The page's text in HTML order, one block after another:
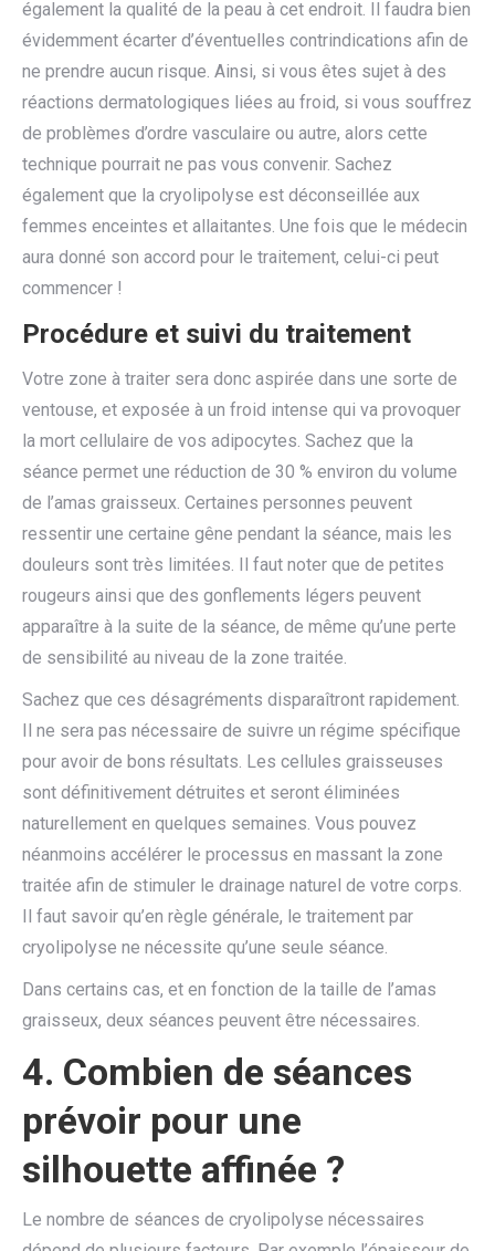
également la qualité de la peau à cet endroit. Il faudra bien
évidemment écarter d’éventuelles contrindications afin de
ne prendre aucun risque. Ainsi, si vous êtes sujet à des
réactions dermatologiques liées au froid, si vous souffrez
de problèmes d’ordre vasculaire ou autre, alors cette
technique pourrait ne pas vous convenir. Sachez
également que la cryolipolyse est déconseillée aux
femmes enceintes et allaitantes. Une fois que le médecin
aura donné son accord pour le traitement, celui-ci peut
commencer !
Procédure et suivi du traitement
Votre zone à traiter sera donc aspirée dans une sorte de
ventouse, et exposée à un froid intense qui va provoquer
la mort cellulaire de vos adipocytes. Sachez que la
séance permet une réduction de 30 % environ du volume
de l’amas graisseux. Certaines personnes peuvent
ressentir une certaine gêne pendant la séance, mais les
douleurs sont très limitées. Il faut noter que de petites
rougeurs ainsi que des gonflements légers peuvent
apparaître à la suite de la séance, de même qu’une perte
de sensibilité au niveau de la zone traitée.
Sachez que ces désagréments disparaîtront rapidement.
Il ne sera pas nécessaire de suivre un régime spécifique
pour avoir de bons résultats. Les cellules graisseuses
sont définitivement détruites et seront éliminées
naturellement en quelques semaines. Vous pouvez
néanmoins accélérer le processus en massant la zone
traitée afin de stimuler le drainage naturel de votre corps.
Il faut savoir qu’en règle générale, le traitement par
cryolipolyse ne nécessite qu’une seule séance.
Dans certains cas, et en fonction de la taille de l’amas
graisseux, deux séances peuvent être nécessaires.
4. Combien de séances
prévoir pour une
silhouette affinée ?
Le nombre de séances de cryolipolyse nécessaires